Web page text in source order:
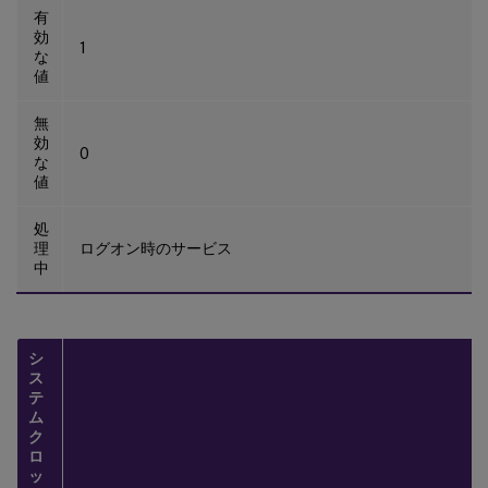
有
効
な
値
1
無
効
な
値
0
処
理
中
ログオン時のサービス
シ
ス
テ
ム
ク
ロ
ッ